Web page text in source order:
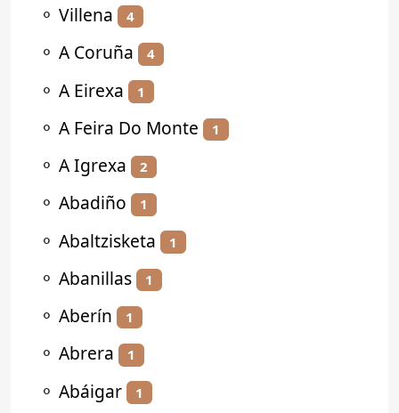
⚬ Villena 4
⚬ A Coruña 4
⚬ A Eirexa 1
⚬ A Feira Do Monte 1
⚬ A Igrexa 2
⚬ Abadiño 1
⚬ Abaltzisketa 1
⚬ Abanillas 1
⚬ Aberín 1
⚬ Abrera 1
⚬ Abáigar 1